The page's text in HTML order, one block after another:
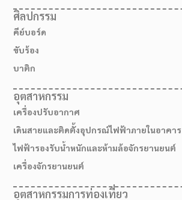
ศิลปกรรม
คีย์บอร์ด
ขับร้อง
บาติก
อุตสาหกรรม
เครื่องปรับอากาศ
เดินสายและติดตั้งอุปกรณ์ไฟฟ้าภายในอาคาร
ไฟฟ้ารองรับน้ำหนักและห้ามล้อจักรยานยนต์
เครื่องจักรยานยนต์
อุตสาหกรรมการท่องเที่ยว